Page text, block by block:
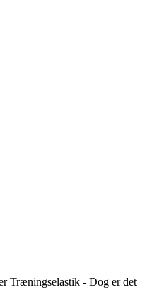
Træningselastik - Dog er det